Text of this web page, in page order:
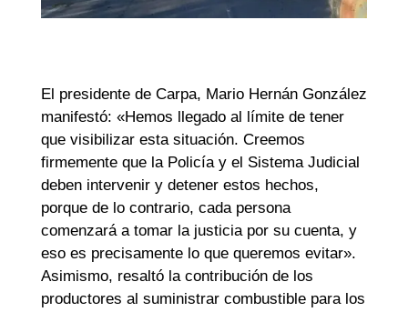
El presidente de Carpa, Mario Hernán González
manifestó: «Hemos llegado al límite de tener
que visibilizar esta situación. Creemos
firmemente que la Policía y el Sistema Judicial
deben intervenir y detener estos hechos,
porque de lo contrario, cada persona
comenzará a tomar la justicia por su cuenta, y
eso es precisamente lo que queremos evitar».
Asimismo, resaltó la contribución de los
productores al suministrar combustible para los